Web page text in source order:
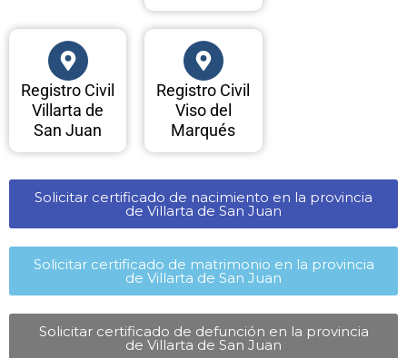
Registro Civil
Villarta de
San Juan
Registro Civil
Viso del
Marqués
Solicitar certificado de nacimiento en la provincia
de Villarta de San Juan​
Solicitar certificado de matrimonio en la provincia
de Villarta de San Juan​
Solicitar certificado de defunción en la provincia
de Villarta de San Juan​